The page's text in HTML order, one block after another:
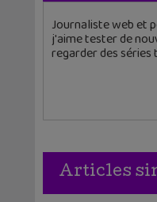
Journaliste web et
j'aime tester de
regarder des séries
Articles